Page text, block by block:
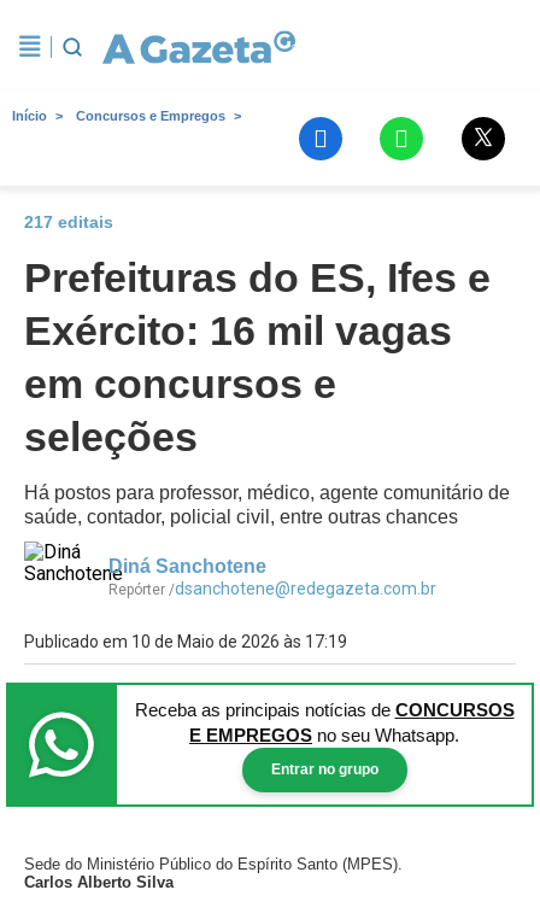
Início Concursos e Empregos
217 editais
Prefeituras do ES, Ifes e
Exército: 16 mil vagas
em concursos e
seleções
Há postos para professor, médico, agente comunitário de
saúde, contador, policial civil, entre outras chances
Diná Sanchotene
Repórter /dsanchotene@redegazeta.com.br
Publicado em 10 de Maio de 2026 às 17:19
Receba as principais notícias de CONCURSOS
E EMPREGOS no seu Whatsapp.
Entrar no grupo
Sede do Ministério Público do Espírito Santo (MPES).
Carlos Alberto Silva